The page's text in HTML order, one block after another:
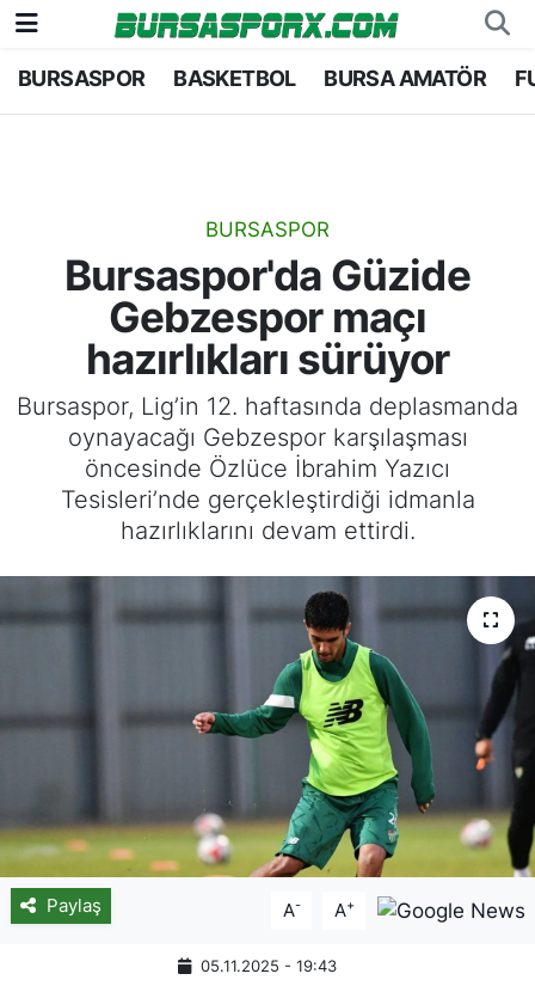
BURSASPOR BASKETBOL BURSA AMATÖR
BURSASPOR
Bursaspor'da Güzide
Gebzespor maçı
hazırlıkları sürüyor
Bursaspor, Lig’in 12. haftasında deplasmanda
oynayacağı Gebzespor karşılaşması
öncesinde Özlüce İbrahim Yazıcı
Tesisleri’nde gerçekleştirdiği idmanla
hazırlıklarını devam ettirdi.
Paylaş A- A+
05.11.2025 - 19:43
Bursaspor
Bursa Amatör
Hentbol
Voleybol
Genel
Bursa Nöbetçi Eczaneler
Bursa Trafik Yoğunluk Haritası
TFF 1.Lig Puan Durumu ve Fikstür
Tüm Manşetler
Son Dakika Haberleri
Haber Arşivi